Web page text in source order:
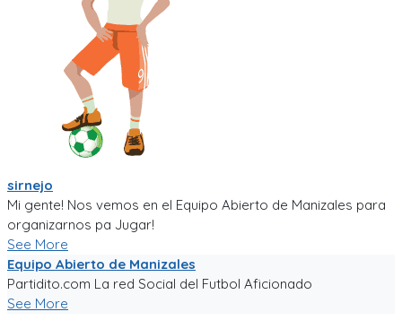
sirnejo
Mi gente! Nos vemos en el Equipo Abierto de Manizales para
organizarnos pa Jugar!
See More
Equipo Abierto de Manizales
Partidito.com La red Social del Futbol Aficionado
See More